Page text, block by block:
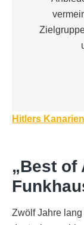
Hitlers
„Best of
Zwölf Jahre